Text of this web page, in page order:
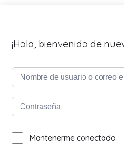
¡Hola, bienvenido de
Mantenerme conectado